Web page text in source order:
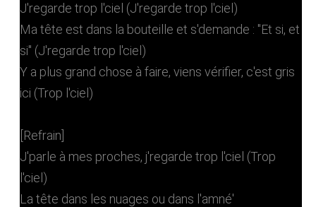
J'regarde trop l'ciel (J'regarde trop l'ciel)
Ma tête est dans la bouteille et s'demande : "Et si, et
si" (J'regarde trop l'ciel)
Y a plus grand chose à faire, viens vérifier, c'est gris
ici (Trop l'ciel)
[Refrain]
J'parle à mes proches, j'regarde trop l'ciel (Trop
l'ciel)
La tête dans les nuages ou dans l'amné'